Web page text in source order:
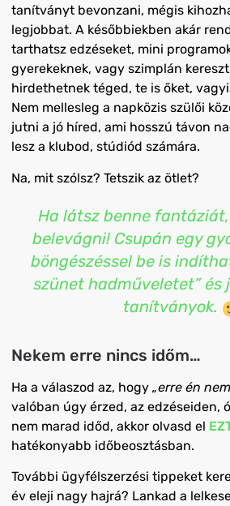
tanítványt bevonzani, mégis
legjobbat. A későbbiekben akár
tarthatsz edzéseket, mini
gyerekeknek, vagy szimplán
hirdethetnek téged, te is őket,
Nem mellesleg a napközis szülői
jutni a jó híred, ami hosszú távon
lesz a klubod, stúdiód számára.
Na, mit szólsz? Tetszik az ötlet?
Ha látsz benne
belevágni! Csupán egy
böngészéssel be is
szünet hadműveletet” és
tanítványok.
Nekem erre nincs időm…
Ha a válaszod az, hogy „erre én
valóban úgy érzed, az edzéseiden,
nem marad időd, akkor olvasd el
hatékonyabb időbeosztásban.
További ügyfélszerzési tippeket
év eleji nagy hajrá? Lankad a